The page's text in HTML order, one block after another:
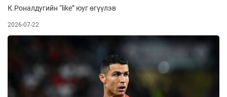
К.Роналдугийн “like” юуг өгүүлэв
2026-07-22